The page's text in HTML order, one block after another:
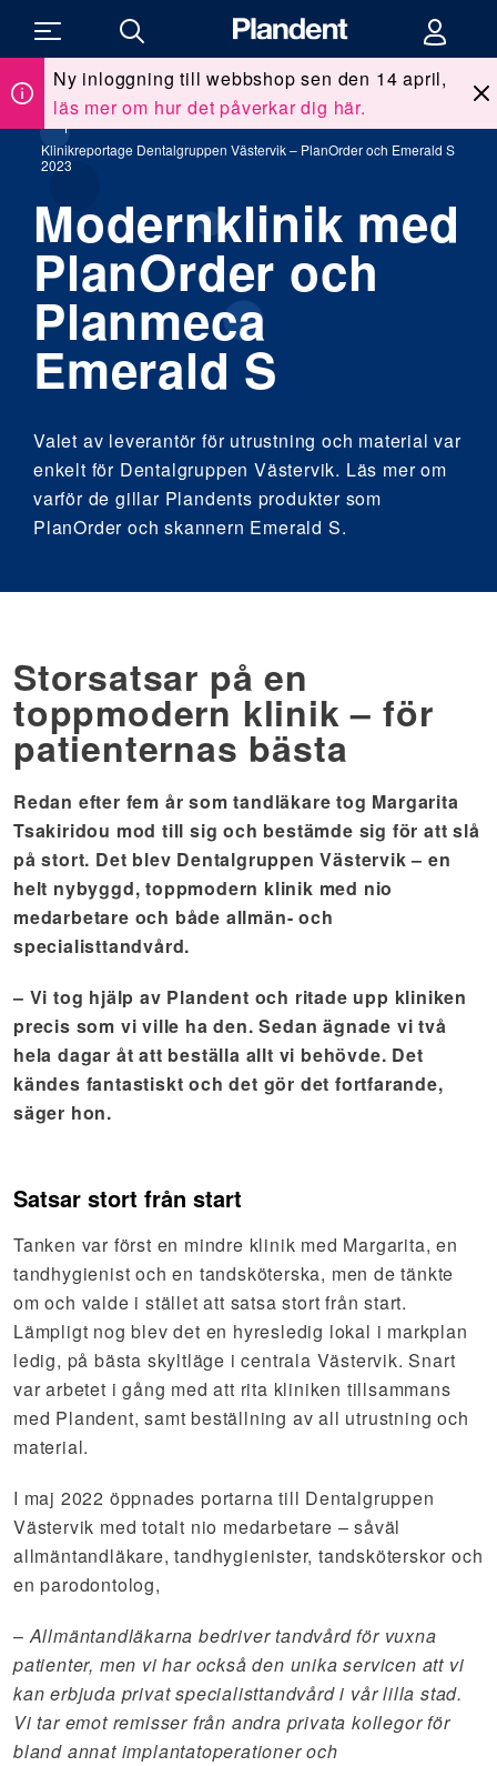
Ny inloggning till webbshop sen den 14 april,
läs mer om hur det påverkar dig här.
är
här:
Kunskap & utbildning / Klinikreportage /
Klinikreportage Dentalgruppen Västervik – PlanOrder och Emerald S
2023
Modernklinik med
PlanOrder och
Planmeca
Emerald S
Valet av leverantör för utrustning och material var
enkelt för Dentalgruppen Västervik. Läs mer om
varför de gillar Plandents produkter som
PlanOrder och skannern Emerald S.
Storsatsar på en
toppmodern klinik – för
patienternas bästa
Redan efter fem år som tandläkare tog Margarita
Tsakiridou mod till sig och bestämde sig för att slå
på stort. Det blev Dentalgruppen Västervik– en
helt nybyggd, toppmodern klinik med nio
medarbetare och både allmän- och
specialisttandvård.
– Vi tog hjälp av Plandent och ritade upp kliniken
precis som vi ville ha den. Sedan ägnade vi två
hela dagar åt att beställa allt vi behövde. Det
kändes fantastiskt och det gör det fortfarande,
säger hon.
Satsar stort från start
Tanken var först en mindre klinik med Margarita, en
tandhygienist och en tandsköterska, men de tänkte
om och valde i stället att satsa stort från start.
Lämpligt nog blev det en hyresledig lokal i markplan
ledig, på bästa skyltläge i centrala Västervik. Snart
var arbetet i gång med att rita kliniken tillsammans
med Plandent, samt beställning av all utrustning och
material.
I maj 2022 öppnades portarna till Dentalgruppen
Västervik med totalt nio medarbetare – såväl
allmäntandläkare, tandhygienister, tandsköterskor och
en parodontolog,
–Allmäntandläkarna bedriver tandvård för vuxna
patienter, men vi har också den unika servicen att vi
kan erbjuda privat specialisttandvård i vår lilla stad.
Vi tar emot remisser från andra privata kollegor för
bland annat implantatoperationer och